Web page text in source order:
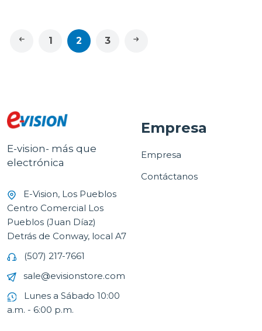
1 2 3
E-vision- más que
electrónica
E-Vision, Los Pueblos
Centro Comercial Los
Pueblos (Juan Díaz)
Detrás de Conway, local A7
(507) 217-7661
sale@evisionstore.com
Lunes a Sábado 10:00
a.m. - 6:00 p.m.
Empresa
Empresa
Contáctanos